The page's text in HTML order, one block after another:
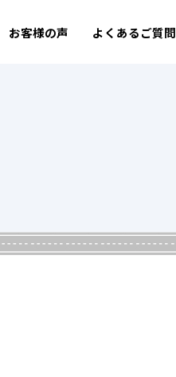
お客様の声 よくあるご質問